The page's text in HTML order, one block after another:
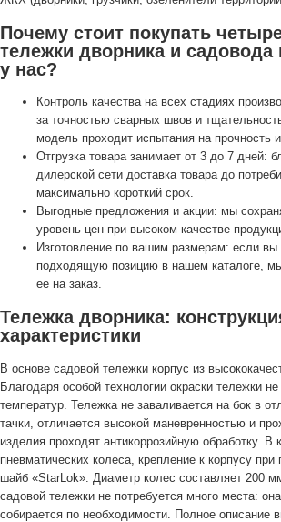
Почему стоит покупать
тележки дворника и садовода
у нас?
Контроль качества на всех стадиях
за точностью сварных швов и
модель проходит испытания на прочность
Отгрузка товара занимает от 3 до 7 дней:
дилерской сети доставка товара до
максимально короткий срок.
Выгодные предложения и акции: мы
уровень цен при высоком качестве
Изготовление по вашим размерам: если
подходящую позицию в нашем каталоге,
ее на заказ.
Тележка дворника:
характеристики
В основе садовой тележки корпус из
Благодаря особой технологии окраски тележки не
температур. Тележка не заваливается на бок в
тачки, отличается высокой маневренностью и
изделия проходят антикоррозийную обработку. В
пневматических колеса, крепление к корпусу
шайб «StarLok». Диаметр колес составляет 200
садовой тележки не потребуется много места:
собирается по необходимости. Полное описание